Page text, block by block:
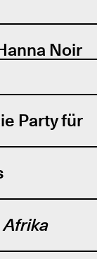
Noir
Party für
Afrika